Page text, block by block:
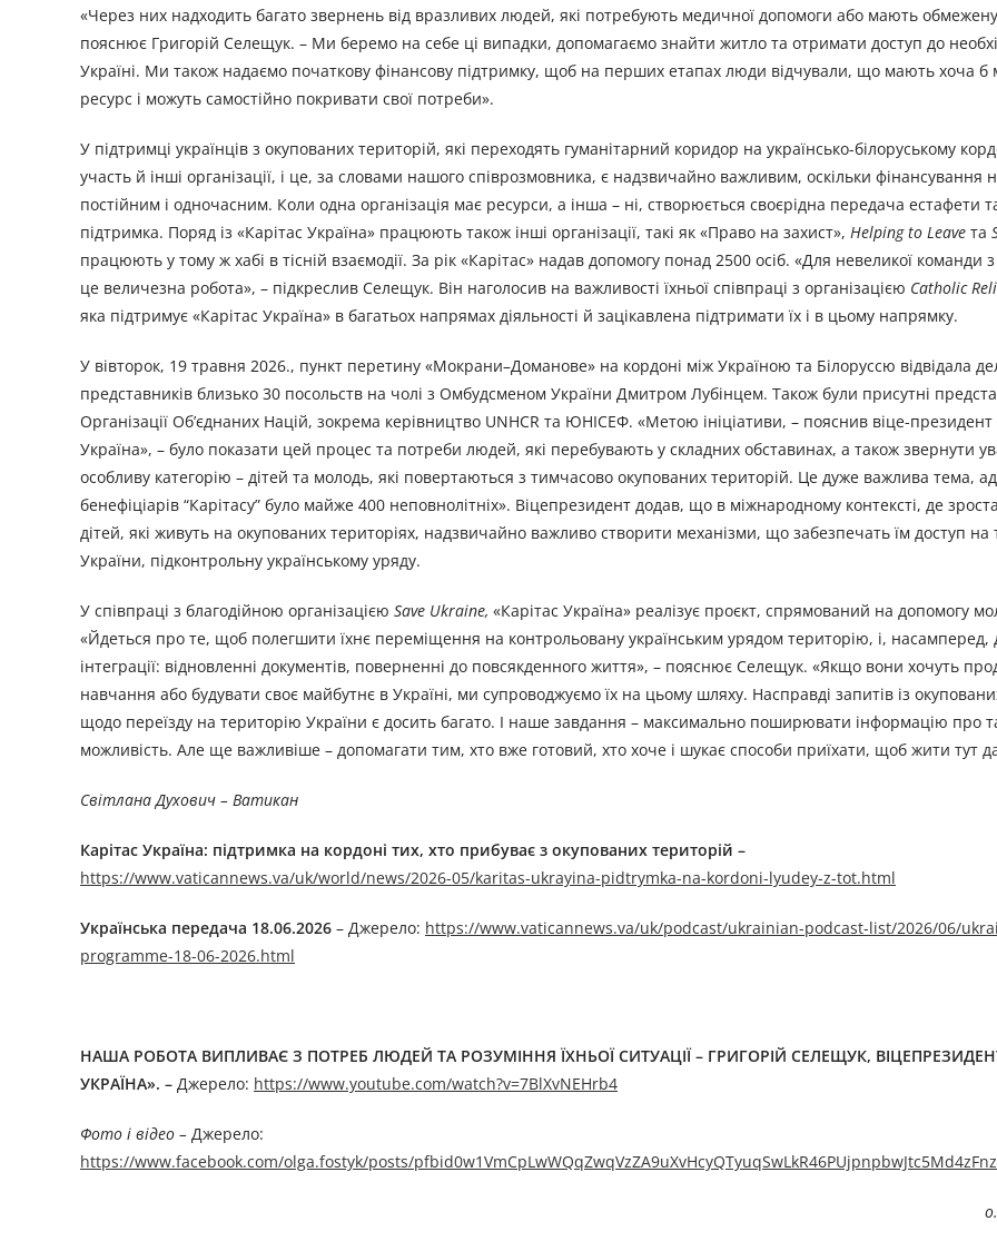
«Через них надходить багато звернень від вразливих людей, які потребують медичної допомоги або мають обмежену
пояснює Григорій Селещук. – Ми беремо на себе ці випадки, допомагаємо знайти житло та отримати доступ до
Україні. Ми також надаємо початкову фінансову підтримку, щоб на перших етапах люди відчували, що мають хоча б
ресурс і можуть самостійно покривати свої потреби».
У підтримці українців з окупованих територій, які переходять гуманітарний коридор на українсько-білоруському
участь й інші організації, і це, за словами нашого співрозмовника, є надзвичайно важливим, оскільки фінансування
постійним і одночасним. Коли одна організація має ресурси, а інша – ні, створюється своєрідна передача естафети
підтримка. Поряд із «Карітас Україна» працюють також інші організації, такі як «Право на захист», Helping to Leave та
працюють у тому ж хабі в тісній взаємодії. За рік «Карітас» надав допомогу понад 2500 осіб. «Для невеликої команди
це величезна робота», – підкреслив Селещук. Він наголосив на важливості їхньої співпраці з організацією Catholic
яка підтримує «Карітас Україна» в багатьох напрямах діяльності й зацікавлена підтримати їх і в цьому напрямку.
У вівторок, 19 травня 2026., пункт перетину «Мокрани–Доманове» на кордоні між Україною та Білоруссю відвідала
представників близько 30 посольств на чолі з Омбудсменом України Дмитром Лубінцем. Також були присутні
Організації Об’єднаних Націй, зокрема керівництво UNHCR та ЮНІСЕФ. «Метою ініціативи, – пояснив віце-президент
Україна», – було показати цей процес та потреби людей, які перебувають у складних обставинах, а також звернути
особливу категорію – дітей та молодь, які повертаються з тимчасово окупованих територій. Це дуже важлива тема,
бенефіціарів “Карітасу” було майже 400 неповнолітніх». Віцепрезидент додав, що в міжнародному контексті, де
дітей, які живуть на окупованих територіях, надзвичайно важливо створити механізми, що забезпечать їм доступ на
України, підконтрольну українському уряду.
У співпраці з благодійною організацією Save Ukraine, «Карітас Україна» реалізує проєкт, спрямований на допомогу
«Йдеться про те, щоб полегшити їхнє переміщення на контрольовану українським урядом територію, і, насамперед,
інтеграції: відновленні документів, поверненні до повсякденного життя», – пояснює Селещук. «Якщо вони хочуть
навчання або будувати своє майбутнє в Україні, ми супроводжуємо їх на цьому шляху. Насправді запитів із
щодо переїзду на територію України є досить багато. І наше завдання – максимально поширювати інформацію про
можливість. Але ще важливіше – допомагати тим, хто вже готовий, хто хоче і шукає способи приїхати, щоб жити тут
Світлана Духович – Ватикан
Карітас Україна: підтримка на кордоні тих, хто прибуває з окупованих територій –
https://www.vaticannews.va/uk/world/news/2026-05/karitas-ukrayina-pidtrymka-na-kordoni-lyudey-z-tot.html
Українська передача 18.06.2026 – Джерелo: https://www.vaticannews.va/uk/podcast/ukrainian-podcast-list/2026/06/
programme-18-06-2026.html
НАША РОБОТА ВИПЛИВАЄ З ПОТРЕБ ЛЮДЕЙ ТА РОЗУМІННЯ ЇХНЬОЇ СИТУАЦІЇ – ГРИГОРІЙ СЕЛЕЩУК,
УКРАЇНА». – Джерелo: https://www.youtube.com/watch?v=7BlXvNEHrb4
Фото і відео – Джерелo:
https://www.facebook.com/olga.fostyk/posts/